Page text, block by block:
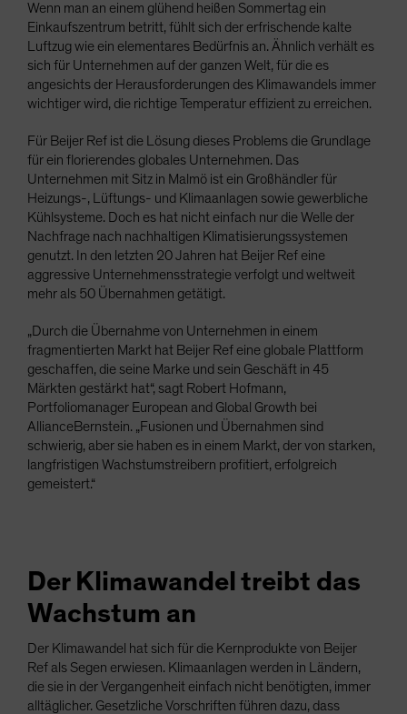
Wenn man an einem glühend heißen Sommertag ein
Einkaufszentrum betritt, fühlt sich der erfrischende kalte
Luftzug wie ein elementares Bedürfnis an. Ähnlich verhält es
sich für Unternehmen auf der ganzen Welt, für die es
angesichts der Herausforderungen des Klimawandels immer
wichtiger wird, die richtige Temperatur effizient zu erreichen.
Für Beijer Ref ist die Lösung dieses Problems die Grundlage
für ein florierendes globales Unternehmen. Das
Unternehmen mit Sitz in Malmö ist ein Großhändler für
Heizungs-, Lüftungs- und Klimaanlagen sowie gewerbliche
Kühlsysteme. Doch es hat nicht einfach nur die Welle der
Nachfrage nach nachhaltigen Klimatisierungssystemen
genutzt. In den letzten 20 Jahren hat Beijer Ref eine
aggressive Unternehmensstrategie verfolgt und weltweit
mehr als 50 Übernahmen getätigt.
„Durch die Übernahme von Unternehmen in einem
fragmentierten Markt hat Beijer Ref eine globale Plattform
geschaffen, die seine Marke und sein Geschäft in 45
Märkten gestärkt hat“, sagt Robert Hofmann,
Portfoliomanager European and Global Growth bei
AllianceBernstein. „Fusionen und Übernahmen sind
schwierig, aber sie haben es in einem Markt, der von starken,
langfristigen Wachstumstreibern profitiert, erfolgreich
gemeistert.“
Der Klimawandel treibt das
Wachstum an
Der Klimawandel hat sich für die Kernprodukte von Beijer
Ref als Segen erwiesen. Klimaanlagen werden in Ländern,
die sie in der Vergangenheit einfach nicht benötigten, immer
alltäglicher. Gesetzliche Vorschriften führen dazu, dass